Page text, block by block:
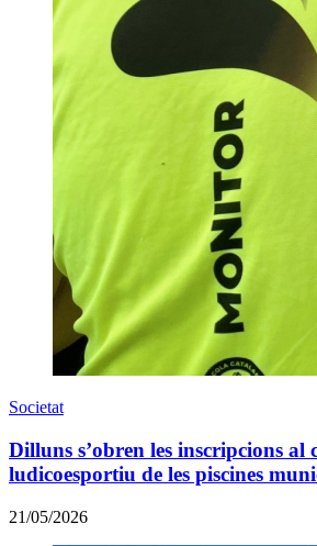
Societat
Dilluns s’obren les inscripcions al
ludicoesportiu de les piscines
21/05/2026